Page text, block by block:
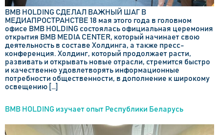
BMB HOLDING СДЕЛАЛ ВАЖНЫЙ ШАГ В
МЕДИАПРОСТРАНСТВЕ 18 мая этого года в головном
офисе BMB HOLDING состоялась официальная церемония
открытия BMB MEDIA CENTER, который начинает свою
деятельность в составе Холдинга, а также пресс-
конференция. Холдинг, который продолжает расти,
развивать и открывать новые отрасли, стремится быстро
и качественно удовлетворять информационные
потребности общественности, в дополнение к широкому
освещению […]
BMB HOLDING изучает опыт Республики Беларусь